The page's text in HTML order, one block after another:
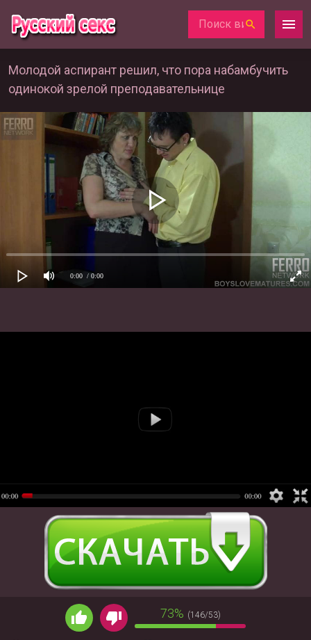
Молодой аспирант решил, что пора набамбучить
одинокой зрелой преподавательнице
0:00 / 0:00
73% (146/53)